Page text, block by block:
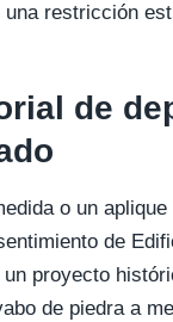
restricción
de
o un
de
proyecto
de piedra a